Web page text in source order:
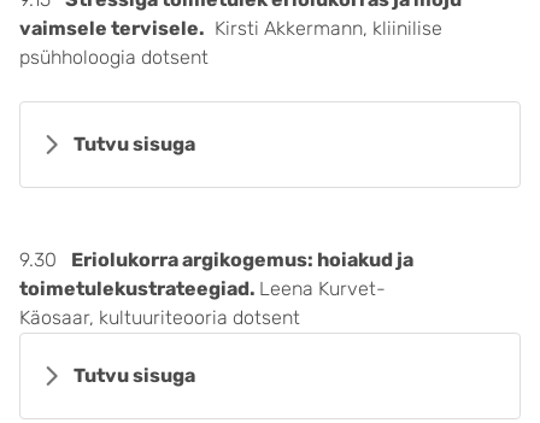
vaimsele tervisele. Kirsti Akkermann, kliinilise
psühholoogia dotsent
Tutvu sisuga
9.30 Eriolukorra argikogemus: hoiakud ja
toimetulekustrateegiad. Leena Kurvet-
Käosaar, kultuuriteooria dotsent
Tutvu sisuga